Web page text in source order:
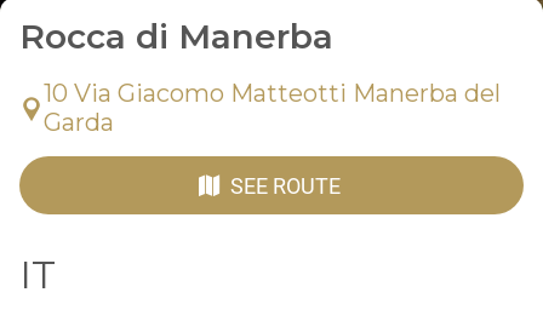
Rocca di Manerba
10 Via Giacomo Matteotti Manerba del
Garda
SEE ROUTE
IT